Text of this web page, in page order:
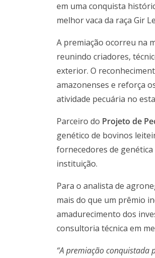
em uma conquista
melhor vaca da raça Gir
A premiação ocorreu na
reunindo criadores,
exterior. O
amazonenses e reforça
atividade pecuária no
Parceiro do Projeto de
genético de bovinos
fornecedores de
instituição.
Para o analista de
mais do que um prêmio
amadurecimento dos
consultoria técnica em
“A premiação conquistada